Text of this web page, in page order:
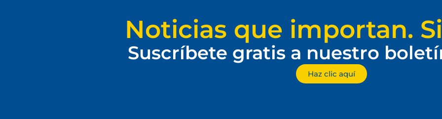
Noticias que importan.
Suscríbete gratis a nuestro
Haz clic aquí